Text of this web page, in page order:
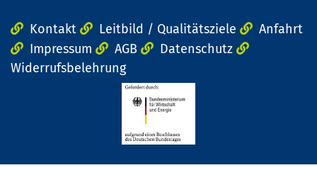
Kontakt Leitbild / Qualitätsziele
Anfahrt
Impressum
AGB
Datenschutz
Widerrufsbelehrung